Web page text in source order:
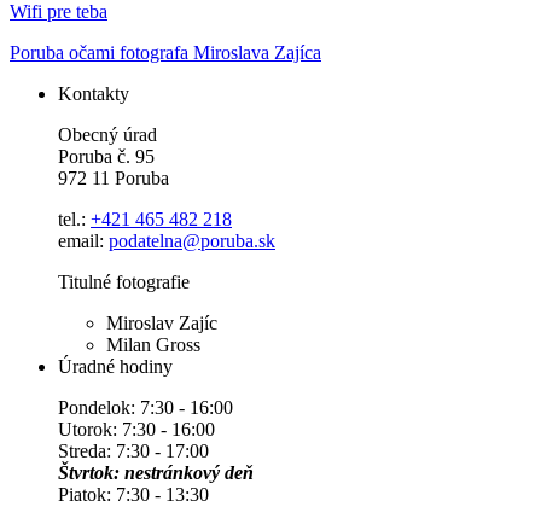
Wifi pre teba
Poruba očami fotografa Miroslava Zajíca
Kontakty
Obecný úrad
Poruba č. 95
972 11 Poruba
tel.: +421 465 482 218
email: podatelna@poruba.sk
Titulné fotografie
Miroslav Zajíc
Milan Gross
Úradné hodiny
Pondelok: 7:30 - 16:00
Utorok: 7:30 - 16:00
Streda: 7:30 - 17:00
Štvrtok: nestránkový deň
Piatok: 7:30 - 13:30